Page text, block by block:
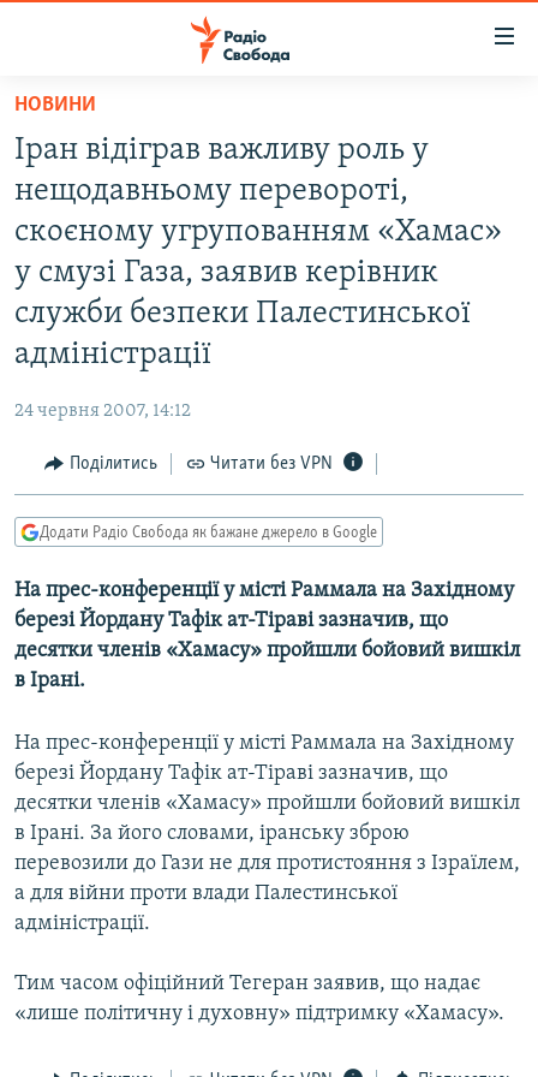
Перейти
основного
матеріалу
до
основної
навігації
Перейти
до
ВСЕ ЗА ДОБУ
ПОЛІТИКА
ЕКОНОМІКА
СУСПІЛЬСТВО
УКРАЇНА
СВІТ
РОСІЙСЬКА «ФІЛЬТРАЦІЯ»
ДОНБАС.РЕАЛІЇ
СХЕМИ
КИТАЙ.ВИКЛИКИ
ФОТО
СПЕЦПРОЄКТИ
ПОДКАСТИ
КРИМ РЕАЛІЇ
РУС
УКР
КТАТ
ДОЛУЧАЙСЯ!
НОВИНИ
Іран відіграв важливу роль у
нещодавньому перевороті,
скоєному угрупованням «Хамас»
у смузі Газа, заявив керівник
служби безпеки Палестинської
адміністрації
24 червня 2007, 14:12
Поділитись Читати без VPN
Додати Радіо Свобода як бажане джерело в Google
На прес-конференції у місті Раммала на Західному
березі Йордану Тафік ат-Тіраві зазначив, що
десятки членів «Хамасу» пройшли бойовий вишкіл
в Ірані.
На прес-конференції у місті Раммала на Західному
березі Йордану Тафік ат-Тіраві зазначив, що
десятки членів «Хамасу» пройшли бойовий вишкіл
в Ірані. За його словами, іранську зброю
перевозили до Гази не для протистояння з Ізраїлем,
а для війни проти влади Палестинської
адміністрації.
Тим часом офіційний Тегеран заявив, що надає
«лише політичну і духовну» підтримку «Хамасу».